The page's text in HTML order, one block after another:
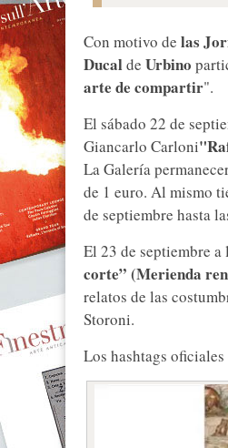
Con motivo de las
Ducalde Urbino
arte de compartir".
El sábado 22 de
Giancarlo Carloni
La Galería
de 1 euro. Al mismo
de septiembre hasta
El 23 de septiembre a
corte” (Merienda
relatos de las
Storoni.
Los hashtags